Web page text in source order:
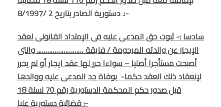
دستورية الصادر بتاريخ 2 /8/1997 .:-
سادسا :- ثبوت حق المدعى عليه فى الإمتداد القانونى لعقد
الإيجار عن والدته المرحومة / فايقة …………………….. والتى
أصبحت مستأجرا أصليا – سواءا حرر لها عقد ايجار أو لم يحرر
لإنعقاد ذلك العقد حكما- بوفاة جد المدعى عليه ووالدها
قبل صدور حكم المحكمة الدستورية رقم 70 لسنة 18
قضائية دستورية عليا :-